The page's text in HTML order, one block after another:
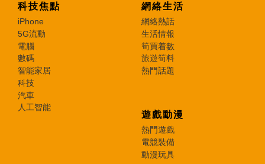
科技焦點
iPhone
5G流動
電腦
數碼
智能家居
科技
汽車
人工智能
網絡生活
網絡熱話
生活情報
筍買着數
旅遊筍料
熱門話題
遊戲動漫
熱門遊戲
電競裝備
動漫玩具